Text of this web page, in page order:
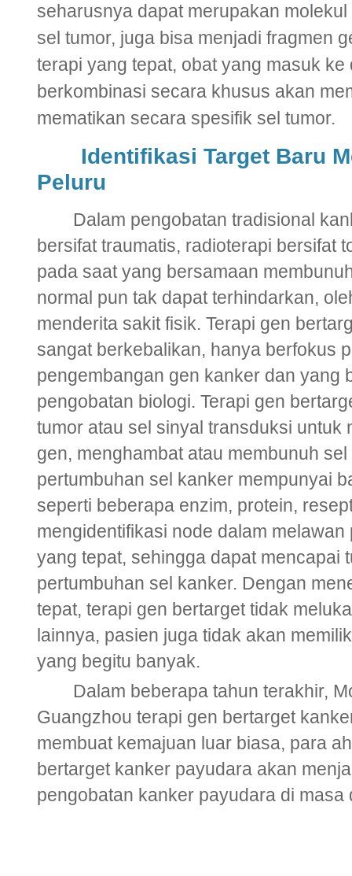
seharusnya dapat merupakan
sel tumor, juga bisa menjadi fragmen
terapi yang tepat, obat yang masuk ke
berkombinasi secara khusus akan
mematikan secara spesifik sel tumor.
Identifikasi Target Baru
Peluru
Dalam pengobatan tradisional
bersifat traumatis, radioterapi bersifat
pada saat yang bersamaan
normal pun tak dapat terhindarkan,
menderita sakit fisik. Terapi gen
sangat berkebalikan, hanya berfokus
pengembangan gen kanker dan yang
pengobatan biologi. Terapi gen
tumor atau sel sinyal transduksi untuk
gen, menghambat atau membunuh
pertumbuhan sel kanker mempunyai
seperti beberapa enzim, protein,
mengidentifikasi node dalam
yang tepat, sehingga dapat mencapai
pertumbuhan sel kanker. Dengan
tepat, terapi gen bertarget tidak
lainnya, pasien juga tidak akan
yang begitu banyak.
Dalam beberapa tahun terakhir,
Guangzhou terapi gen bertarget
membuat kemajuan luar biasa, para
bertarget kanker payudara akan
pengobatan kanker payudara di masa